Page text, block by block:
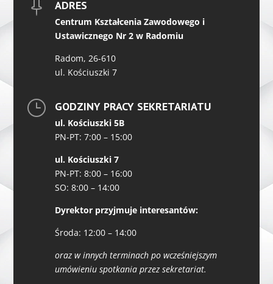
 ADRES
Centrum Kształcenia Zawodowego i
Ustawicznego Nr 2 w Radomiu
Radom, 26-610
ul. Kościuszki 7
} GODZINY PRACY SEKRETARIATU
ul. Kościuszki 5B
PN-PT: 7:00 – 15:00
ul. Kościuszki 7
PN-PT: 8:00 – 16:00
SO: 8:00 – 14:00
Dyrektor przyjmuje interesantów:
Środa: 12:00 – 14:00
oraz w innych terminach po wcześniejszym
umówieniu spotkania przez sekretariat.